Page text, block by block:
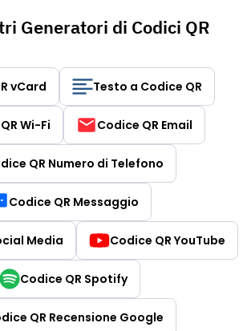
Generatori di Codici QR
vCard Testo a Codice QR
Wi-Fi Codice QR Email
QR Numero di Telefono
Codice QR Messaggio
Media Codice QR YouTube
Codice QR Spotify
QR Recensione Google